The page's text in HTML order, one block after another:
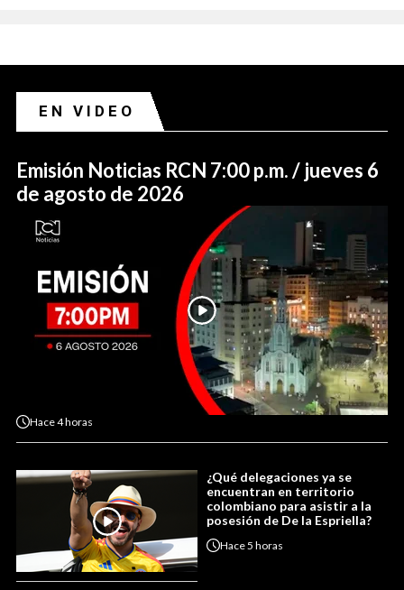
EN VIDEO
Emisión Noticias RCN 7:00 p.m. / jueves 6
de agosto de 2026
Hace4 horas
¿Qué delegaciones ya se
encuentran en territorio
colombiano para asistir a la
posesión de De la Espriella?
Hace5 horas